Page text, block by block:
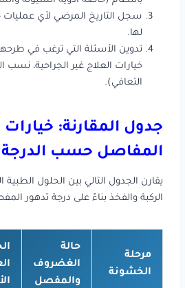
سجل التاريخ المرضي لأي
لها.
تدوين الأسئلة التي ترغب في
خيارات العلاج غير الجراحية، نسب
التعافي).
جدول المقارنة:
المفاصل حسب الدرجة
يقارن الجدول التالي بين الحلول
الركبة والفخذ بناءً على درجة تدهور
مرحلة
الخشونة
حالة
الغضروف
والمفصل